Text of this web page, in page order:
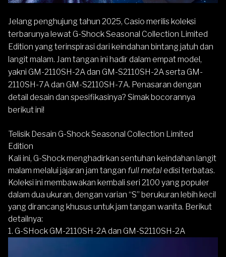
Jelang penghujung tahun 2025, Casio merilis koleksi
terbarunya lewatG-Shock Seasonal Collection Limited
Edition yang terinspirasi dari keindahan bintang jatuh dan
langit malam. Jam tangan ini hadir dalam empat model,
yakni GM-2110SH-2A dan GM-S2110SH-2A serta GM-
2110SH-7A dan GM-S2110SH-7A. Penasaran dengan
detail desain dan spesifikasinya? Simak bocorannya
berikut ini!
Telisik Desain G-Shock Seasonal Collection Limited
Edition
Kali ini, G-Shockmenghadirkan sentuhan keindahan langit
malam melalui jajaran jam tangan full metaledisi terbatas.
Koleksi ini membawakan kembali seri 2100 yang populer
dalam dua ukuran, dengan varian “S” berukuran lebih kecil
yang dirancang khusus untukjam tangan wanita. Berikut
detailnya:
1. G-SHock GM-2110SH-2A dan GM-S2110SH-2A